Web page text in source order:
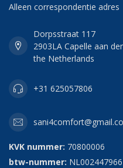
Alleen correspondentie adres
Dorpsstraat 117
2903LA Capelle aan
the Netherlands
+31 625057806
KVK nummer: 70800006
btw-nummer: